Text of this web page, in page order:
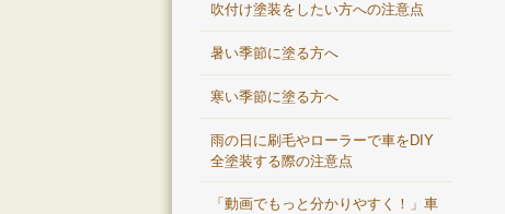
吹付け塗装をしたい方への注意点
暑い季節に塗る方へ
寒い季節に塗る方へ
雨の日に刷毛やローラーで車をDIY
全塗装する際の注意点
「動画でもっと分かりやすく！」車